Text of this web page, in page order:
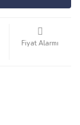
Fiyat Alarmı